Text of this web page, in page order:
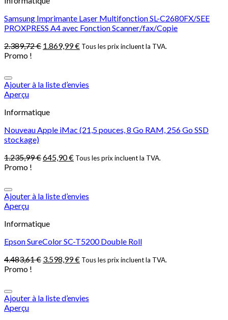
Samsung Imprimante Laser Multifonction SL-C2680FX/SEE
PROXPRESS A4 avec Fonction Scanner/fax/Copie
2.389,72€ 1.869,99€ Tous les prix incluent la TVA.
Promo !
Ajouter à la liste d’envies
Aperçu
Informatique
Nouveau Apple iMac (21,5 pouces, 8 Go RAM, 256 Go SSD
stockage)
1.235,99€645,90€ Tous les prix incluent la TVA.
Promo !
Ajouter à la liste d’envies
Aperçu
Informatique
Epson SureColor SC-T5200 Double Roll
4.483,61€ 3.598,99€ Tous les prix incluent la TVA.
Promo !
Ajouter à la liste d’envies
Aperçu